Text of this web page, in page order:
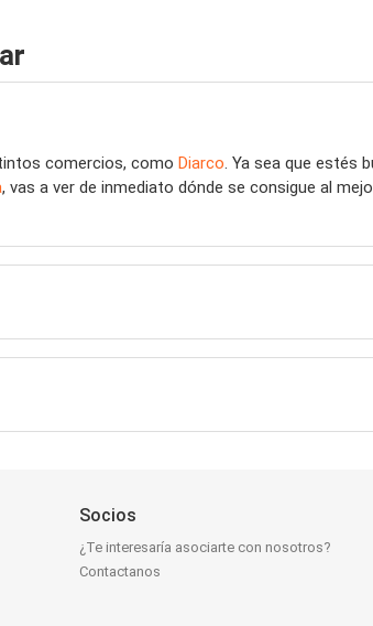
comercios, como Diarco. Ya sea que estés
, vas a ver de inmediato dónde se consigue al
Socios
¿Te interesaría asociarte con nosotros?
Contactanos